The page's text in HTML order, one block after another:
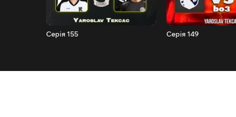
Серія 155 Серія 149